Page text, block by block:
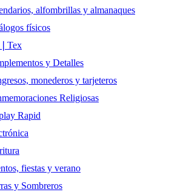
alfombrillas y almanaques
físicos
y Detalles
monederos y tarjeteros
Religiosas
Rapid
fiestas y verano
y Sombreros